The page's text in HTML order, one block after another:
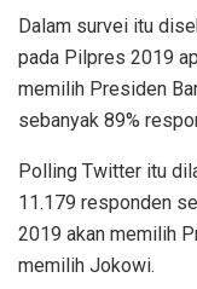
Dalam survei itu
pada Pilpres 2019
memilih Presiden
sebanyak 89%
Polling Twitter itu
11.179 responden
2019 akan memilih
memilih Jokowi.